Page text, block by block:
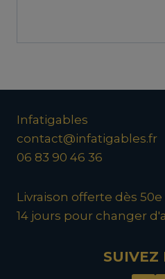
Infatigables
contact@infatigables.fr
06 83 90 46 36
Livraison offerte dès
14 jours pour changer
SUIVEZ